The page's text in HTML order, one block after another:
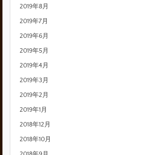
2019年8月
2019年7月
2019年6月
2019年5月
2019年4月
2019年3月
2019年2月
2019年1月
2018年12月
2018年10月